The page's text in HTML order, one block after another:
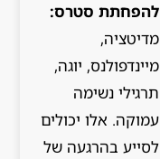
להפחתת סטרס:
מדיטציה,
מיינדפולנס, יוגה,
תרגילי נשימה
עמוקה. אלו יכולים
לסייע בהרגעה של